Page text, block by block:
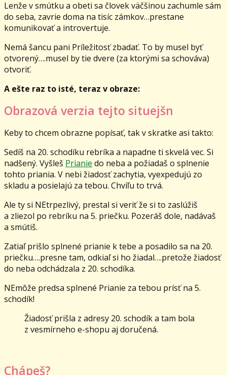
Lenže v smútku a obeti sa človek väčšinou zachumle sám
do seba, zavrie doma na tisíc zámkov…prestane
komunikovať a introvertuje.
Nemá šancu pani Príležitosť zbadať. To by musel byť
otvorený….musel by tie dvere (za ktorými sa schováva)
otvoriť.
A ešte raz to isté, teraz v obraze:
Obrazová verzia tejto situejšn
Keby to chcem obrazne popísať, tak v skratke asi takto:
Sedíš na 20. schodíku rebríka a napadne ti skvelá vec. Si
nadšený. Vyšleš Prianie do neba a požiadaš o splnenie
tohto priania. V nebi žiadosť zachytia, vyexpedujú zo
skladu a posielajú za tebou. Chvíľu to trvá.
Ale ty si NEtrpezlivý, prestal si veriť že si to zaslúžiš
a zliezol po rebríku na 5. priečku. Pozeráš dole, nadávaš
a smútiš.
Zatiaľ prišlo splnené prianie k tebe a posadilo sa na 20.
priečku….presne tam, odkiaľ si ho žiadal….pretože žiadosť
do neba odchádzala z 20. schodíka.
NEmôže predsa splnené Prianie za tebou prísť na 5.
schodík!
Žiadosť prišla z adresy 20. schodík a tam bola
z vesmírneho e-shopu aj doručená.
Chápeš?